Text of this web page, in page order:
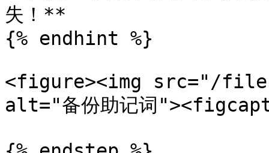
失！**
{% endhint %}
<figure><img src="/
alt="备份助记词